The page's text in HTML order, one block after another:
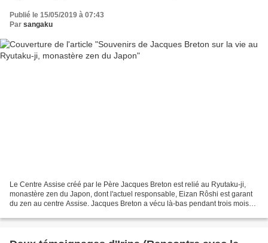
Publié le 15/05/2019 à 07:43
Par sangaku
Le Centre Assise créé par le Père Jacques Breton est relié au Ryutaku-ji,
monastère zen du Japon, dont l'actuel responsable, Eizan Rôshi est garant
du zen au centre Assise. Jacques Breton a vécu là-bas pendant trois mois